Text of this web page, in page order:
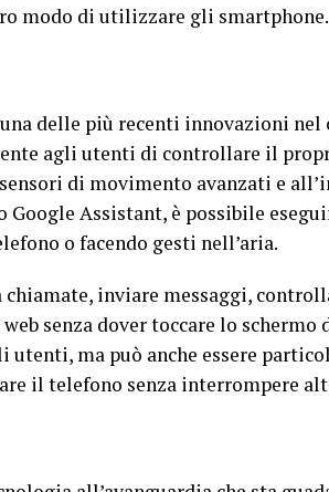
modo di utilizzare gli smartphone.
delle più recenti innovazioni nel
agli utenti di controllare il
di movimento avanzati e
Assistant, è possibile
o facendo gesti nell’aria.
chiamate, inviare messaggi,
senza dover toccare lo schermo
utenti, ma può anche essere
il telefono senza interrompere